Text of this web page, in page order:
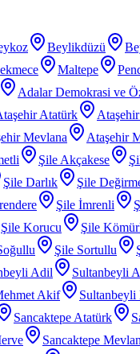
Beylikdüzü
Maltepe
Adalar Demokrasi ve
Atatürk
Mevlana Ataşehir
Şile Akçakese
Şile Darlık Şile
Şile İmrenli
Şile Korucu Şile
Şile Sortullu
Adil Sultanbeyli
Akif Sultanbeyli
Sancaktepe Atatürk
Sancaktepe